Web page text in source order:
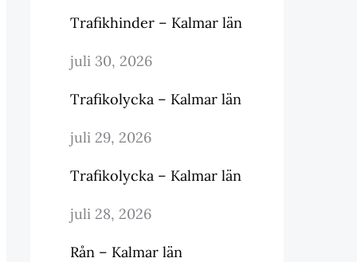
Trafikhinder – Kalmar län
juli 30, 2026
Trafikolycka – Kalmar län
juli 29, 2026
Trafikolycka – Kalmar län
juli 28, 2026
Rån – Kalmar län